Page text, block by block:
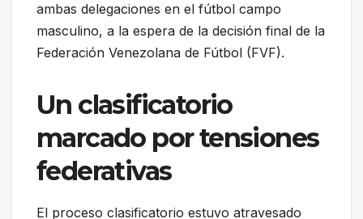
ambas delegaciones en el fútbol campo
masculino, a la espera de la decisión final de la
Federación Venezolana de Fútbol (FVF).
Un clasificatorio
marcado por tensiones
federativas
El proceso clasificatorio estuvo atravesado